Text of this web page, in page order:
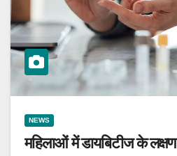
NEWS
महिलाओं में डायबिटीज के लक्षण